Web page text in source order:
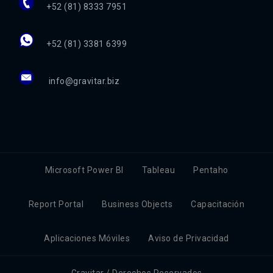
+52 (81) 8333 7951
+52 (81) 3381 6399
info@gravitar.biz
Microsoft Power BI Tableau Pentaho
Report Portal Business Objects Capacitación
Aplicaciones Móviles Aviso de Privacidad